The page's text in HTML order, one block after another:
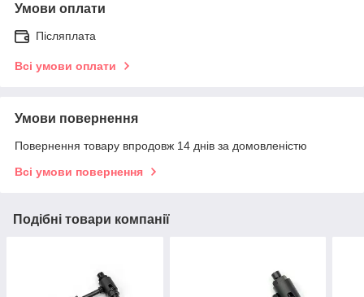
Умови оплати
Післяплата
Всі умови оплати
Умови повернення
Повернення товару впродовж 14 днів за домовленістю
Всі умови повернення
Подібні товари компанії